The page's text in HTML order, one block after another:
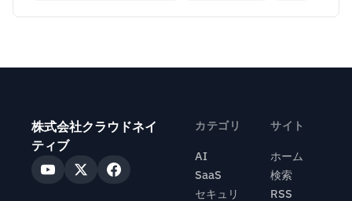
株式会社クラウドネイ
ティブ
カテゴリ
AI
SaaS
セキュリ
サイト
ホーム
検索
RSS